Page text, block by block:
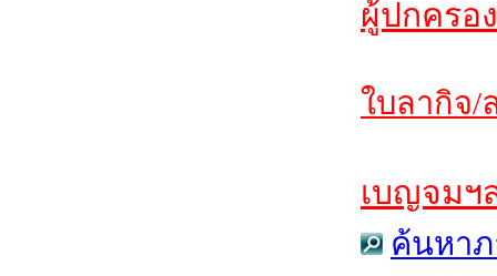
ผู้ปกครอ
ใบลากิจ/
เบญจมฯ
ค้นหาภ